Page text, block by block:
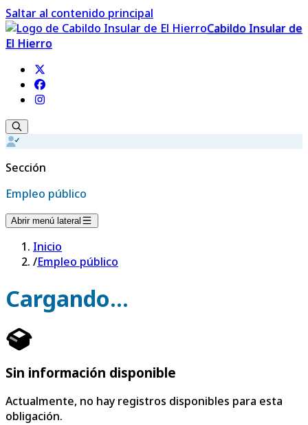
Saltar al contenido principal
Cabildo Insular de
El Hierro
Sección
Empleo público
Abrir menú lateral
Inicio
/Empleo público
Cargando...
Sin información disponible
Actualmente, no hay registros disponibles para esta
obligación.